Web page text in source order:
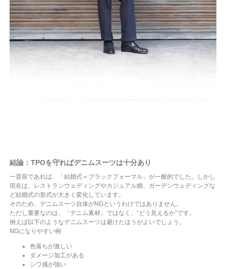
結論：TPOを守ればデニムスーツは十分あり
一昔前であれば、「結婚式＝ブラックフォーマル」が一般的でした。しかし
現在は、レストランウェディングやカジュアル婚、ガーデンウェディングな
ど結婚式の形式が大きく変化しています。
そのため、デニムスーツ自体がNGというわけではありません。
ただし重要なのは、「デニム素材」ではなく、“どう見えるか”です。
例えば以下のようなデニムスーツは避けたほうがよいでしょう。
NGになりやすい例
色落ちが激しい
ダメージ加工がある
シワ感が強い